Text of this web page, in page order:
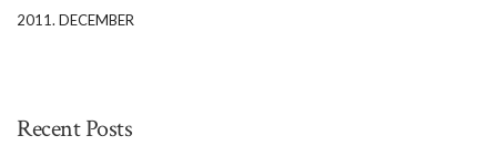
2011. DECEMBER
Recent Posts